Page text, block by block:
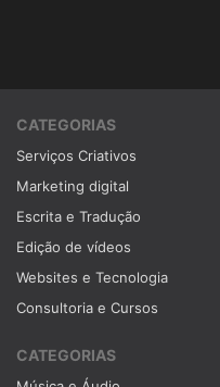
CATEGORIAS
Serviços Criativos
Marketing digital
Escrita e Tradução
Edição de vídeos
Websites e Tecnologia
Consultoria e Cursos
CATEGORIAS